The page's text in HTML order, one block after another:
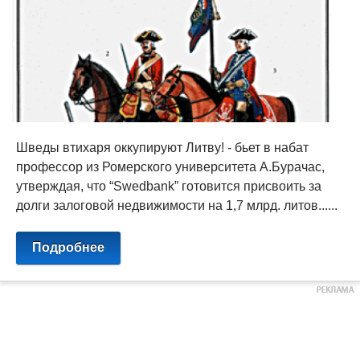
Шведы втихаря оккупируют Литву! - бьет в набат
профессор из Ромерского университета А.Бурачас,
утверждая, что “Swedbank” готовится присвоить за
долги залоговой недвижимости на 1,7 млрд. литов......
Подробнее